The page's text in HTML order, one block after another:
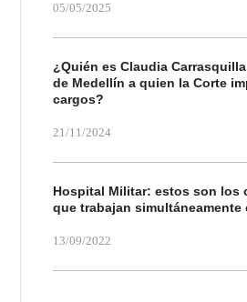
05/05/2025
¿Quién es Claudia
de Medellín a quien la Corte
cargos?
21/11/2024
Hospital Militar: estos son los
que trabajan simultáneamente
13/09/2022